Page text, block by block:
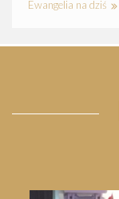
Ewangelia na dziś